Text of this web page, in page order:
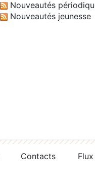
Nouveautés
Nouveautés jeunesse
Contacts Flux